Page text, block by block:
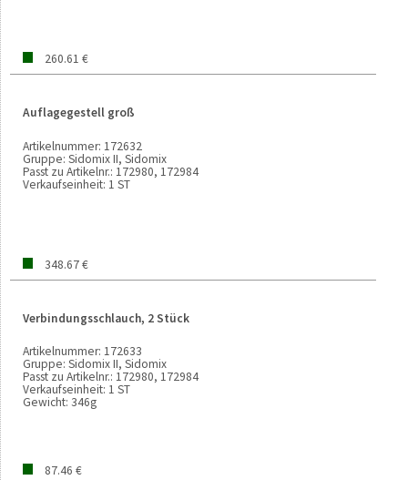
260.61 €
Auflagegestell groß
Artikelnummer: 172632
Gruppe: Sidomix II, Sidomix
Passt zu Artikelnr.: 172980, 172984
Verkaufseinheit: 1 ST
348.67 €
Verbindungsschlauch, 2 Stück
Artikelnummer: 172633
Gruppe: Sidomix II, Sidomix
Passt zu Artikelnr.: 172980, 172984
Verkaufseinheit: 1 ST
Gewicht: 346g
87.46 €